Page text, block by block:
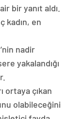
bir yanıt aldı.
kadın, en
nadir
yakalandığı
ortaya çıkan
olabileceğini